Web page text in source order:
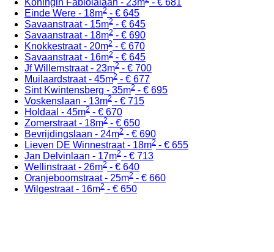
Koningin Fabiolalaan - 23m
- € 681
Einde Were - 18m2 - € 645
Savaanstraat - 15m2 - € 645
Savaanstraat - 18m2 - € 690
Knokkestraat - 20m2 - € 670
Savaanstraat - 16m2 - € 645
Jf Willemstraat - 23m2 - € 700
Muilaardstraat - 45m2 - € 677
Sint Kwintensberg - 35m2 - € 695
Voskenslaan - 13m2 - € 715
Holdaal - 45m2 - € 670
Zomerstraat - 18m2 - € 650
Bevrijdingslaan - 24m2 - € 690
Lieven DE Winnestraat - 18m2 - € 655
Jan Delvinlaan - 17m2 - € 713
Wellinstraat - 26m2 - € 640
Oranjeboomstraat - 25m2 - € 660
Wilgestraat - 16m2 - € 650